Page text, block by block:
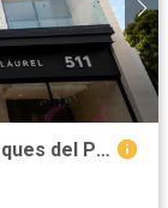
Departamento - Fraccionamiento Bosques del Prado Norte